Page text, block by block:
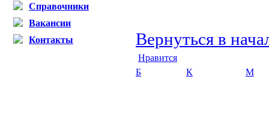
Справочники
Вакансии
Контакты
Вернуться в
Нравится
Б
К М